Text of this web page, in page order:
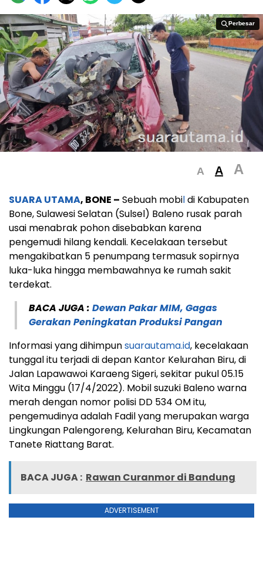
Perbesar
Perbesar
A A A
SUARA UTAMA, BONE – Sebuah mobildi Kabupaten
Bone, Sulawesi Selatan (Sulsel) Baleno rusak parah
usai menabrak pohon disebabkan karena
pengemudi hilang kendali. Kecelakaan tersebut
mengakibatkan 5 penumpang termasuk sopirnya
luka-luka hingga membawahnya ke rumah sakit
terdekat.
BACA JUGA : Dewan Pakar MIM, Gagas
Gerakan Peningkatan Produksi Pangan
Informasi yang dihimpunsuarautama.id, kecelakaan
tunggal itu terjadi di depan Kantor Kelurahan Biru, di
Jalan Lapawawoi Karaeng Sigeri, sekitar pukul 05.15
Wita Minggu (17/4/2022). Mobil suzuki Baleno warna
merah dengan nomor polisi DD 534 OM itu,
pengemudinya adalah Fadil yang merupakan warga
Lingkungan Palengoreng, Kelurahan Biru, Kecamatan
Tanete Riattang Barat.
BACA JUGA : Rawan Curanmor di Bandung
ADVERTISEMENT